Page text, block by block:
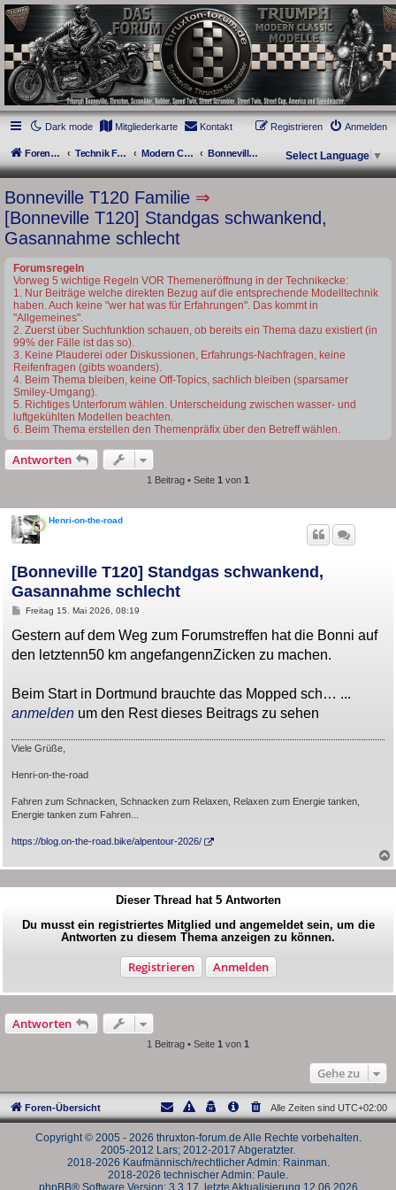
thruxton-forum.de
DAS FORUM! Alles rund um die Triumph Modern Classic Modelle. Das Forum für
die New Bonneville Baureihen ab BJ 2001. Triumph Bonneville, Thruxton,
Scrambler, Bobber, Speed Twin, Street Scrambler, Street Twin, Street Cup, America
und Speedmaster.
Dark mode
Mitgliederkarte Kontakt Anmelden
Registrieren
Foren-Übersicht Technik Forum Modern Classics - Baujahre ab 2016 [LC] Bonneville T120 Familie Select Language ▼
Bonneville T120 Familie ⇒
[Bonneville T120] Standgas schwankend,
Gasannahme schlecht
Forumsregeln
Vorweg 5 wichtige Regeln VOR Themeneröffnung in der Technikecke:
1. Nur Beiträge welche direkten Bezug auf die entsprechende Modelltechnik
haben. Auch keine "wer hat was für Erfahrungen". Das kommt in
"Allgemeines".
2. Zuerst über Suchfunktion schauen, ob bereits ein Thema dazu existiert (in
99% der Fälle ist das so).
3. Keine Plauderei oder Diskussionen, Erfahrungs-Nachfragen, keine
Reifenfragen (gibts woanders).
4. Beim Thema bleiben, keine Off-Topics, sachlich bleiben (sparsamer
Smiley-Umgang).
5. Richtiges Unterforum wählen. Unterscheidung zwischen wasser- und
luftgekühlten Modellen beachten.
6. Beim Thema erstellen den Themenpräfix über den Betreff wählen.
Antworten
1 Beitrag • Seite 1 von 1
Henri-on-the-road
[Bonneville T120] Standgas schwankend,
Gasannahme schlecht
B
i
t
r
a
Freitag 15. Mai 2026, 08:19
Gestern auf dem Weg zum Forumstreffen hat die Bonni auf
den letztenn50 km angefangennZicken zu machen.
Beim Start in Dortmund brauchte das Mopped sch… ...
anmelden um den Rest dieses Beitrags zu sehen
Viele Grüße,
Henri-on-the-road
Fahren zum Schnacken, Schnacken zum Relaxen, Relaxen zum Energie tanken,
Energie tanken zum Fahren...
https://blog.on-the-road.bike/alpentour-2026/
Dieser Thread hat 5Antworten
Du musst ein registriertes Mitglied und angemeldet sein, um die
Antworten zu diesem Thema anzeigen zu können.
Registrieren Anmelden
Antworten
1 Beitrag • Seite 1 von 1
Gehe zu
Foren-Übersicht Alle Zeiten sind UTC+02:00
Copyright © 2005 - 2026 thruxton-forum.de Alle Rechte vorbehalten.
2005-2012 Lars; 2012-2017 Abgeratzter.
2018-2026 Kaufmännisch/rechtlicher Admin: Rainman.
2018-2026 technischer Admin: Paule.
phpBB® Software Version: 3.3.17, letzte Aktualisierung 12.06.2026